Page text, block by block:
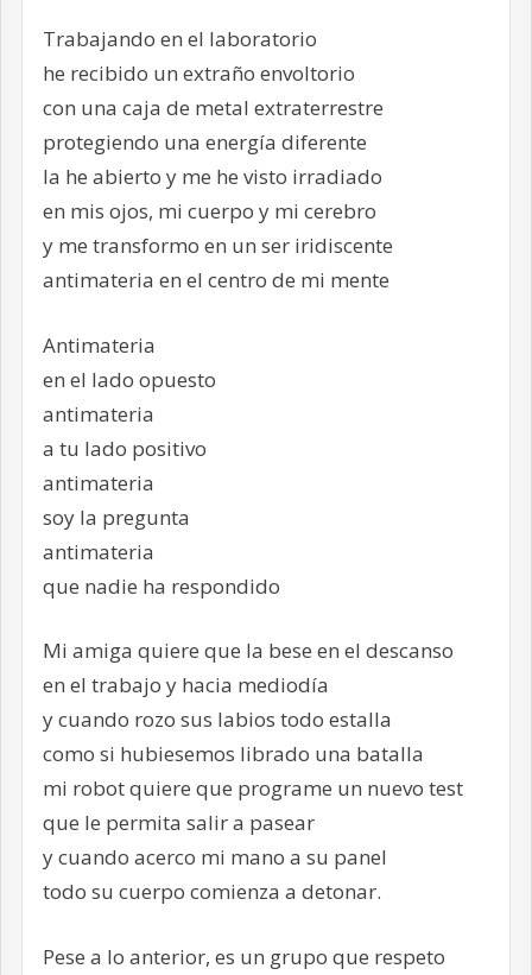
Trabajando en el laboratorio
he recibido un extraño envoltorio
con una caja de metal extraterrestre
protegiendo una energía diferente
la he abierto y me he visto irradiado
en mis ojos, mi cuerpo y mi cerebro
y me transformo en un ser iridiscente
antimateria en el centro de mi mente
Antimateria
en el lado opuesto
antimateria
a tu lado positivo
antimateria
soy la pregunta
antimateria
que nadie ha respondido
Mi amiga quiere que la bese en el descanso
en el trabajo y hacia mediodía
y cuando rozo sus labios todo estalla
como si hubiesemos librado una batalla
mi robot quiere que programe un nuevo test
que le permita salir a pasear
y cuando acerco mi mano a su panel
todo su cuerpo comienza a detonar.
Pese a lo anterior, es un grupo que respeto